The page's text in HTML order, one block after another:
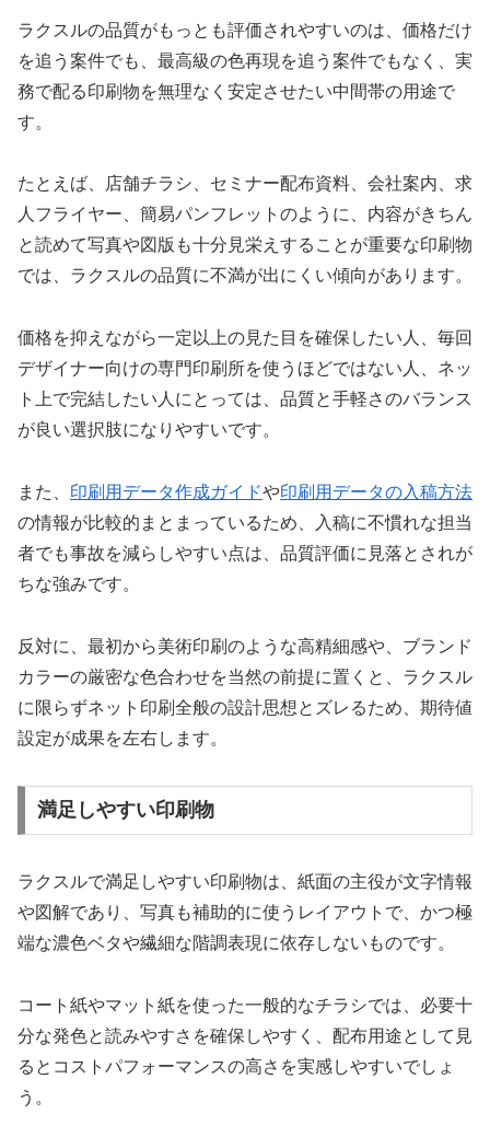
ラクスルの品質がもっとも評価されやすいのは、価格だけ
を追う案件でも、最高級の色再現を追う案件でもなく、実
務で配る印刷物を無理なく安定させたい中間帯の用途で
す。
たとえば、店舗チラシ、セミナー配布資料、会社案内、求
人フライヤー、簡易パンフレットのように、内容がきちん
と読めて写真や図版も十分見栄えすることが重要な印刷物
では、ラクスルの品質に不満が出にくい傾向があります。
価格を抑えながら一定以上の見た目を確保したい人、毎回
デザイナー向けの専門印刷所を使うほどではない人、ネッ
ト上で完結したい人にとっては、品質と手軽さのバランス
が良い選択肢になりやすいです。
また、 印刷用データ作成ガイドや印刷用データの入稿方法
の情報が比較的まとまっているため、入稿に不慣れな担当
者でも事故を減らしやすい点は、品質評価に見落とされが
ちな強みです。
反対に、最初から美術印刷のような高精細感や、ブランド
カラーの厳密な色合わせを当然の前提に置くと、ラクスル
に限らずネット印刷全般の設計思想とズレるため、期待値
設定が成果を左右します。
満足しやすい印刷物
ラクスルで満足しやすい印刷物は、紙面の主役が文字情報
や図解であり、写真も補助的に使うレイアウトで、かつ極
端な濃色ベタや繊細な階調表現に依存しないものです。
コート紙やマット紙を使った一般的なチラシでは、必要十
分な発色と読みやすさを確保しやすく、配布用途として見
るとコストパフォーマンスの高さを実感しやすいでしょ
う。